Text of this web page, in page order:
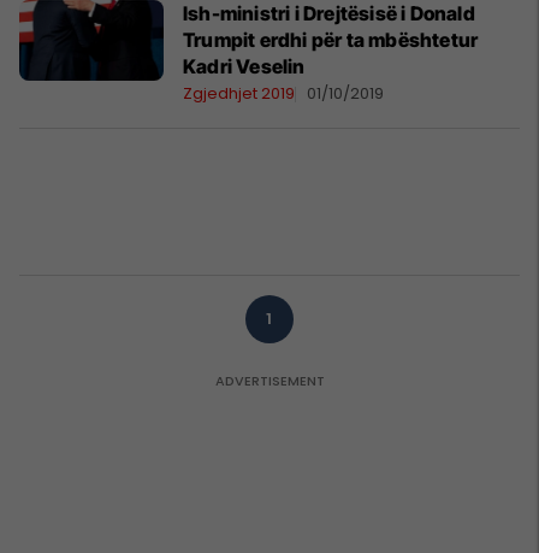
Ish-ministri i Drejtësisë i Donald
Trumpit erdhi për ta mbështetur
Kadri Veselin
Zgjedhjet 2019 01/10/2019
1